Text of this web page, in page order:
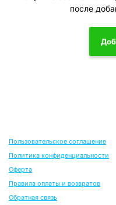
после
Пользовательское соглашение
Политика конфиденциальности
Оферта
Правила оплаты и возвратов
Обратная связь